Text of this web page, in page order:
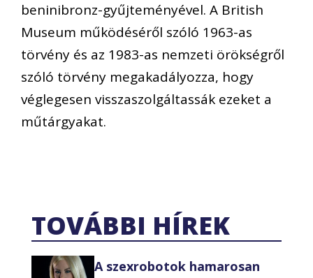
beninibronz-gyűjteményével. A British
Museum működéséről szóló 1963-as
törvény és az 1983-as nemzeti örökségről
szóló törvény megakadályozza, hogy
véglegesen visszaszolgáltassák ezeket a
műtárgyakat.
TOVÁBBI HÍREK
A szexrobotok hamarosan